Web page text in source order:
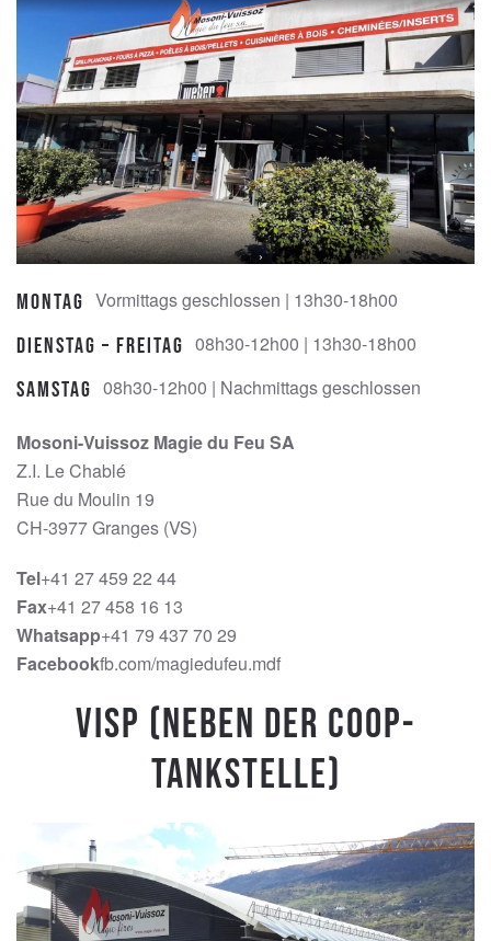
Montag Vormittags geschlossen | 13h30-18h00
Dienstag – Freitag 08h30-12h00 | 13h30-18h00
Samstag 08h30-12h00 | Nachmittags geschlossen
Mosoni-Vuissoz Magie du Feu SA
Z.I. Le Chablé
Rue du Moulin 19
CH-3977 Granges (VS)
Tel+41 27 459 22 44
Fax+41 27 458 16 13
Whatsapp+41 79 437 70 29
Facebookfb.com/magiedufeu.mdf
Visp (Neben der Coop-
Tankstelle)